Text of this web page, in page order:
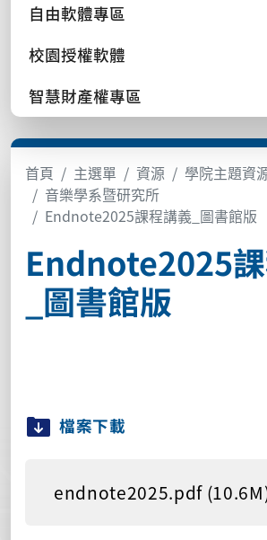
自由軟體專區
校園授權軟體
智慧財產權專區
首頁 主選單 資源 學院主題資
音樂學系暨研究所
Endnote2025課程講義_圖書館版
Endnote2025
_圖書館版
檔案下載
endnote2025.pdf